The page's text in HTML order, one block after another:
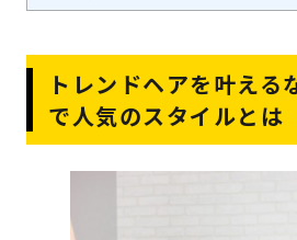
トレンドヘアを叶える
で人気のスタイルとは